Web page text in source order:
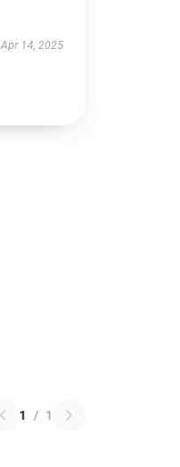
Apr 14, 2025
1 / 1